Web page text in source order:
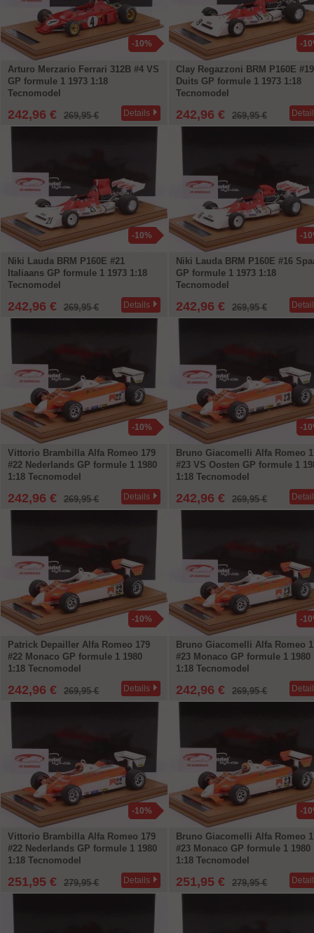
-10%
Arturo Merzario Ferrari 312B #4 VS
GP formule 1 1973 1:18
Tecnomodel
242,96 € 269,95 € Details
-
Clay Regazzoni BRM P160E #19
Duits GP formule 1 1973 1:18
Tecnomodel
242,96 € 269,95 €
-10%
Niki Lauda BRM P160E #21
Italiaans GP formule 1 1973 1:18
Tecnomodel
242,96 € 269,95 € Details
-
Niki Lauda BRM P160E #16
GP formule 1 1973 1:18
Tecnomodel
242,96 € 269,95 €
-10%
Vittorio Brambilla Alfa Romeo 179
#22 Nederlands GP formule 1 1980
1:18 Tecnomodel
242,96 € 269,95 € Details
-
Bruno Giacomelli Alfa Romeo
#23 VS Oosten GP formule 1
1:18 Tecnomodel
242,96 € 269,95 €
-10%
Patrick Depailler Alfa Romeo 179
#22 Monaco GP formule 1 1980
1:18 Tecnomodel
242,96 € 269,95 € Details
-
Bruno Giacomelli Alfa Romeo
#23 Monaco GP formule 1 1980
1:18 Tecnomodel
242,96 € 269,95 €
-10%
Vittorio Brambilla Alfa Romeo 179
#22 Nederlands GP formule 1 1980
1:18 Tecnomodel
251,95 € 279,95 € Details
-
Bruno Giacomelli Alfa Romeo
#23 Monaco GP formule 1 1980
1:18 Tecnomodel
251,95 € 279,95 €